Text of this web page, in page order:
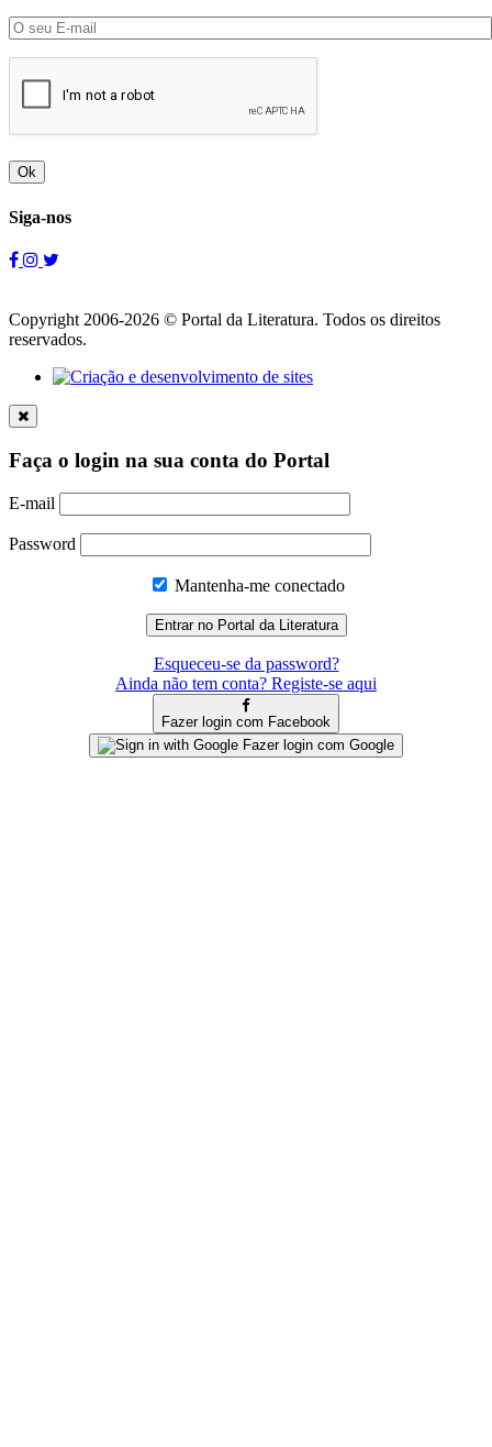
Ok
Siga-nos
Copyright 2006-2026 © Portal da Literatura. Todos os direitos
reservados.
Faça o login na sua conta do Portal
E-mail
Password
Mantenha-me conectado
Esqueceu-se da password?
Ainda não tem conta? Registe-se aqui
Fazer login com Facebook
Fazer login com Google